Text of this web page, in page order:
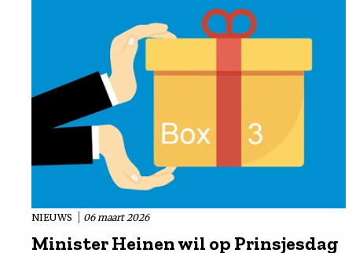
NIEUWS 06 maart 2026
Minister Heinen wil op Prinsjesdag